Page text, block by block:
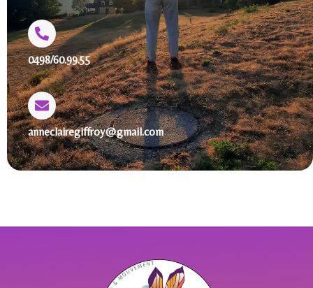
0498/60.99.55
anneclairegiffroy@gmail.com